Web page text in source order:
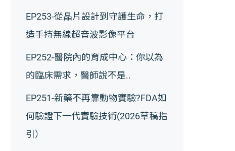
EP253-從晶片設計到守護生命，打
造手持無線超音波影像平台
EP252-醫院內的育成中心：你以為
的臨床需求，醫師說不是..
EP251-新藥不再靠動物實驗?FDA如
何驗證下一代實驗技術(2026草稿指
引）